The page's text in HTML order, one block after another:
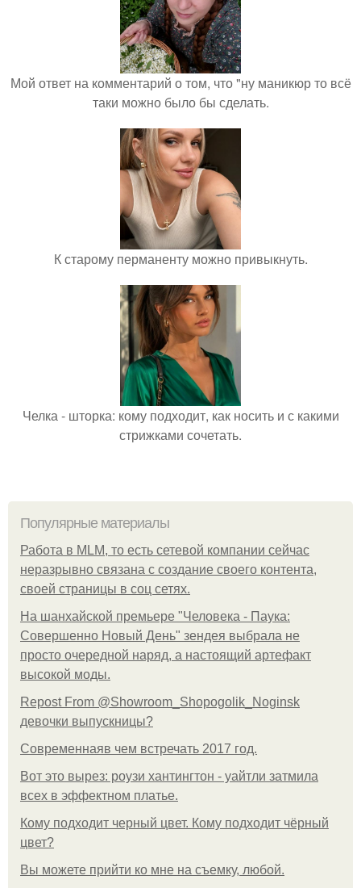
Мой ответ на комментарий о том, что "ну маникюр то всё
таки можно было бы сделать.
К старому перманенту можно привыкнуть.
Челка - шторка: кому подходит, как носить и с какими
стрижками сочетать.
Популярные материалы
Работа в MLM, то есть сетевой компании сейчас
неразрывно связана с создание своего контента,
своей страницы в соц сетях.
На шанхайской премьере "Человека - Паука:
Совершенно Новый День" зендея выбрала не
просто очередной наряд, а настоящий артефакт
высокой моды.
Repost From @Showroom_Shopogolik_Noginsk
девочки выпускницы?
Современнаяв чем встречать 2017 год.
Вот это вырез: роузи хантингтон - уайтли затмила
всех в эффектном платьe.
Кому подходит черный цвет. Кому подходит чёрный
цвет?
Вы можете прийти ко мне на съемку, любой.